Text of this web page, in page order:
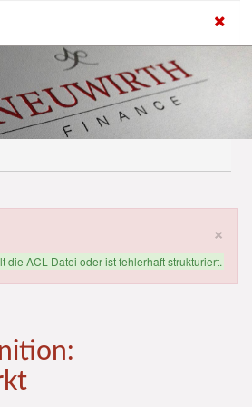
×
die ACL-Datei oder ist fehlerhaft strukturiert.